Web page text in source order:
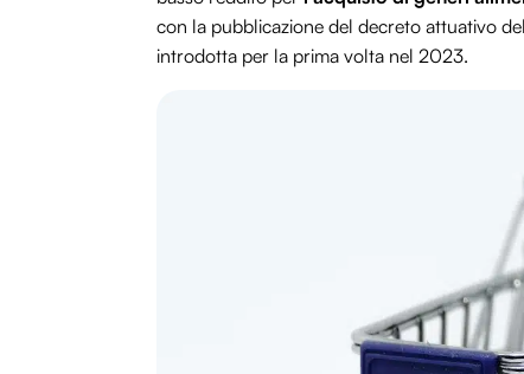
con la pubblicazione del decreto attuativo
introdotta per la prima volta nel 2023.